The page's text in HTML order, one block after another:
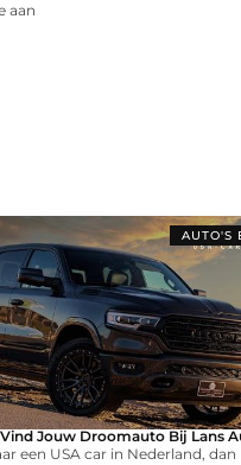
aan
AUTO'S
Vind Jouw Droomauto Bij Lans
een USA car in Nederland, dan